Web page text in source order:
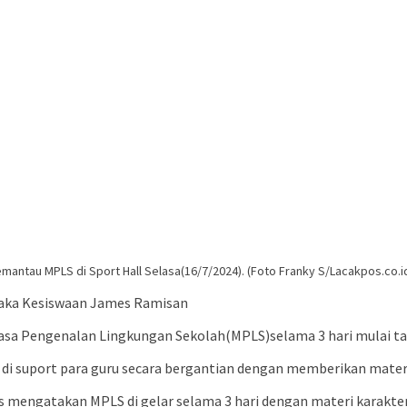
MPLS di Sport Hall Selasa(16/7/2024). (Foto Franky S/
Kesiswaan James Ramisan
Pengenalan Lingkungan Sekolah(MPLS)selama 3 hari mulai
suport para guru secara bergantian dengan memberikan
mengatakan MPLS di gelar selama 3 hari dengan materi